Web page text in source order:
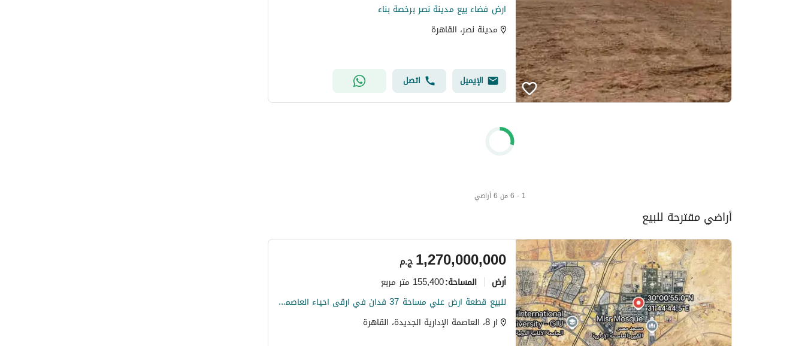
ارض فضاء بيع مدينة نصر برخصة بناء
مدينة نصر، القاهرة
الإيميل اتصل
1 - 6 من 6 أراضي
أراضي مقترحة للبيع
ج.م1,270,000,000
أرض المساحة:155,400 متر مربع
للبيع قطعة ارض علي مساحة 37 فدان في ارقى احياء العاصمة الإدارية الجديدة الحي الثامن R8 و امام حديقة كبيرة موقع مميز جدا
ار 8، العاصمة الإدارية الجديدة، القاهرة